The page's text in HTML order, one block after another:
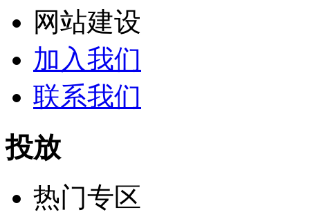
网站建设
加入我们
联系我们
投放
热门专区